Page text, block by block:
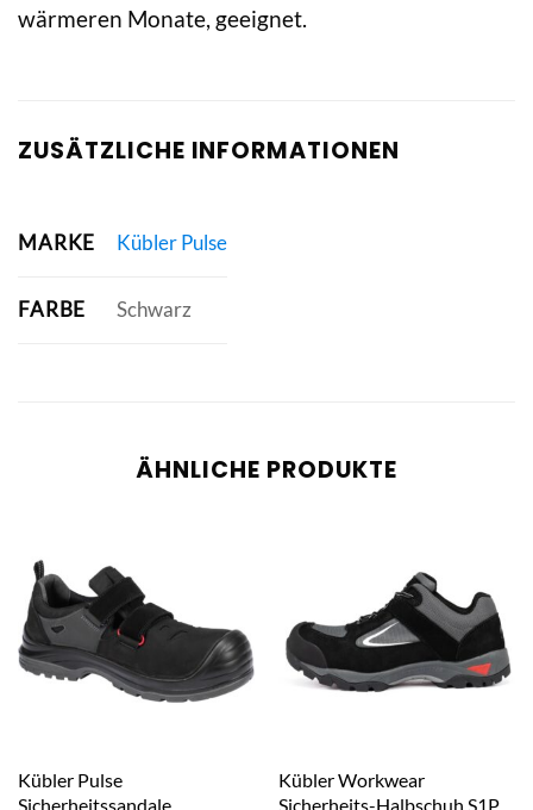
wärmeren Monate, geeignet.
ZUSÄTZLICHE INFORMATIONEN
MARKE Kübler Pulse
FARBE Schwarz
ÄHNLICHE PRODUKTE
Kübler Pulse
Sicherheitssandale
Kübler Workwear
Sicherheits-Halbschuh S1P